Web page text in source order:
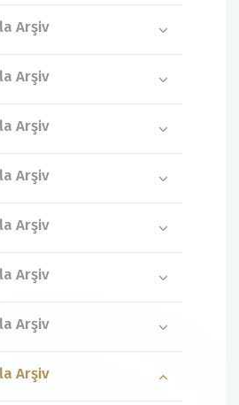
Arşiv
Arşiv
Arşiv
Arşiv
Arşiv
Arşiv
Arşiv
Arşiv